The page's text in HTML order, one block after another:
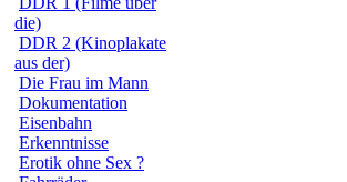
die)
DDR 2 (Kinoplakate
aus der)
Die Frau im Mann
Dokumentation
Eisenbahn
Erkenntnisse
Erotik ohne Sex ?